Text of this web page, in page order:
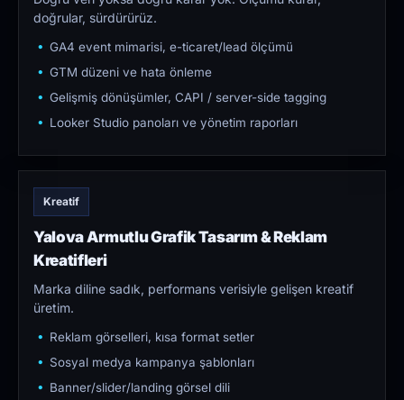
doğrular, sürdürürüz.
GA4 event mimarisi, e-ticaret/lead ölçümü
GTM düzeni ve hata önleme
Gelişmiş dönüşümler, CAPI / server-side tagging
Looker Studio panoları ve yönetim raporları
Kreatif
Yalova Armutlu Grafik Tasarım & Reklam
Kreatifleri
Marka diline sadık, performans verisiyle gelişen kreatif
üretim.
Reklam görselleri, kısa format setler
Sosyal medya kampanya şablonları
Banner/slider/landing görsel dili